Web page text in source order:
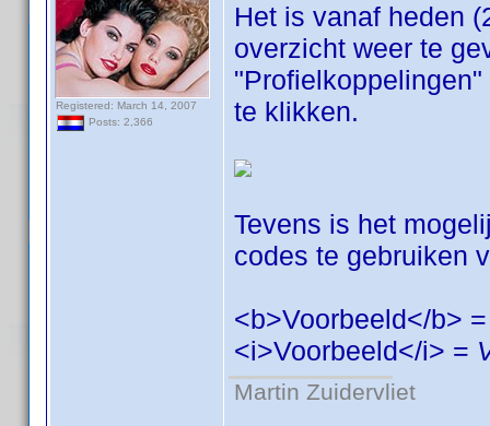
Registered: March 14, 2007
Posts: 2,366
Het is vanaf heden
overzicht weer te
te klikken.
Tevens is het
codes te gebruiken
<b>Voorbeeld</b>
<i>Voorbeeld</i> =
Martin Zuidervliet